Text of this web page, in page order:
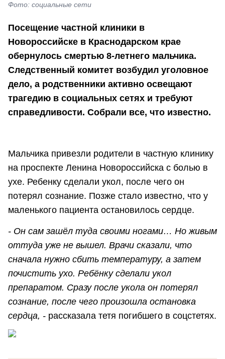
Фото: социальные сети
Посещение частной клиники в
Новороссийске в Краснодарском крае
обернулось смертью 8-летнего мальчика.
Следственный комитет возбудил уголовное
дело, а родственники активно освещают
трагедию в социальных сетях и требуют
справедливости. Собрали все, что известно.
Мальчика привезли родители в частную клинику
на проспекте Ленина Новороссийска с болью в
ухе. Ребенку сделали укол, после чего он
потерял сознание. Позже стало известно, что у
маленького пациента остановилось сердце.
- Он сам зашёл туда своими ногами… Но живым
оттуда уже не вышел. Врачи сказали, что
сначала нужно сбить температуру, а затем
почистить ухо. Ребёнку сделали укол
препаратом. Сразу после укола он потерял
сознание, после чего произошла остановка
сердца, - рассказала тетя погибшего в соцстетях.